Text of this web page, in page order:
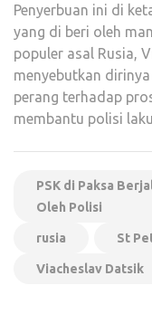
Penyerbuan ini di
yang di beri oleh
populer asal Rusia,
menyebutkan
perang terhadap
membantu polisi
PSK di Paksa
Oleh Polisi
rusia St
Viacheslav Datsik